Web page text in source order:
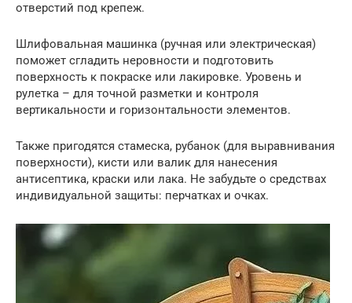
отверстий под крепеж.
Шлифовальная машинка (ручная или электрическая)
поможет сгладить неровности и подготовить
поверхность к покраске или лакировке. Уровень и
рулетка – для точной разметки и контроля
вертикальности и горизонтальности элементов.
Также пригодятся стамеска, рубанок (для выравнивания
поверхности), кисти или валик для нанесения
антисептика, краски или лака. Не забудьте о средствах
индивидуальной защиты: перчатках и очках.